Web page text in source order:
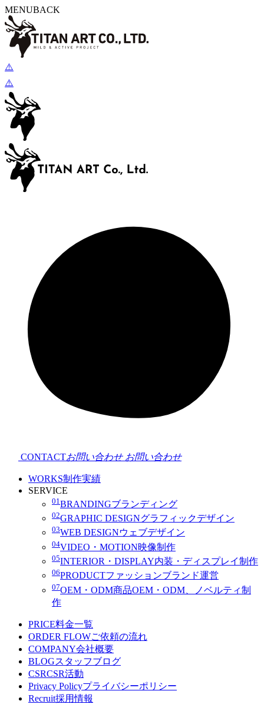
MENUBACK
CONTACTお問い合わせ お問い合わせ
WORKS制作実績
SERVICE
01 BRANDINGブランディング
02GRAPHIC DESIGNグラフィックデザイン
03WEB DESIGNウェブデザイン
04VIDEO・MOTION映像制作
05INTERIOR・DISPLAY内装・ディスプレイ制作
06PRODUCTファッションブランド運営
07OEM・ODM商品OEM・ODM、ノベルティ制
作
PRICE料金一覧
ORDER FLOWご依頼の流れ
COMPANY会社概要
BLOGスタッフブログ
CSRCSR活動
Privacy Policyプライバシーポリシー
Recruit採用情報